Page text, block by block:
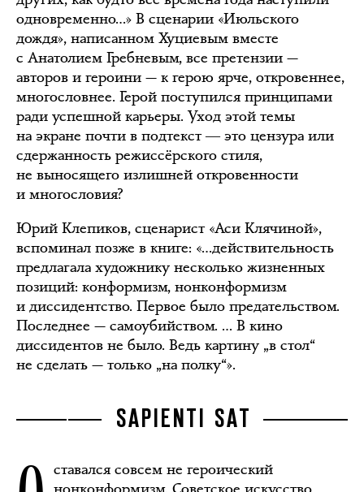
одновременно…» В сценарии «Июльского
дождя», написанном Хуциевым вместе
с Анатолием Гребневым, все претензии —
авторов и героини — к герою ярче, откровеннее,
многословнее. Герой поступился принципами
ради успешной карьеры. Уход этой темы
на экране почти в подтекст ― это цензура или
сдержанность режиссёрского стиля,
не выносящего излишней откровенности
и многословия?
Юрий Клепиков, сценарист «Аси Клячиной»,
вспоминал позже в книге: «…действительность
предлагала художнику несколько жизненных
позиций: конформизм, нонконформизм
и диссидентство. Первое было предательством.
Последнее — самоубийством. … В кино
диссидентов не было. Ведь картину „в стол“
не сделать — только „на полку“».
SAPIENTI SAT
ставался совсем не героический